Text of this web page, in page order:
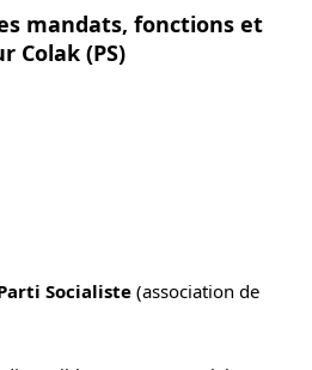
mandats, fonctions et
Colak (PS)
Socialiste (association de